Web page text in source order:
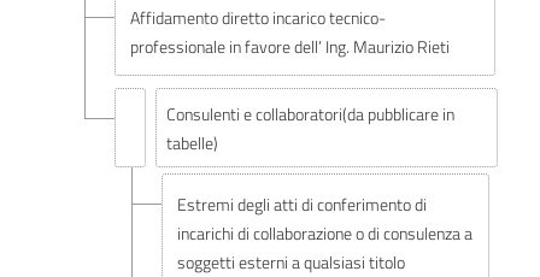
Affidamento diretto incarico tecnico-
professionale in favore dell’ Ing. Maurizio Rieti
Consulenti e collaboratori(da pubblicare in
tabelle)
Estremi degli atti di conferimento di
incarichi di collaborazione o di consulenza a
soggetti esterni a qualsiasi titolo